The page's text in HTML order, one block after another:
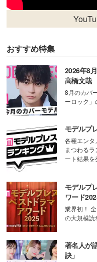
おすすめ特集
2026年8
高橋文哉
8月のカバ
ーロック
モデルプ
各種エンタ
まつわる
ート結果を
モデルプ
ワード
業界初！
の大規模読
著名人が
訣」